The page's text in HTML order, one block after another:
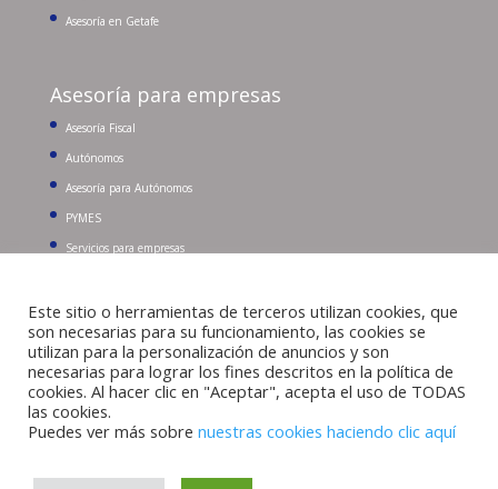
Asesoría en Getafe
Asesoría para empresas
Asesoría Fiscal
Autónomos
Asesoría para Autónomos
PYMES
Servicios para empresas
Buscar: Tel. 91 681 96 43
Este sitio o herramientas de terceros utilizan cookies, que
son necesarias para su funcionamiento, las cookies se
utilizan para la personalización de anuncios y son
necesarias para lograr los fines descritos en la política de
cookies. Al hacer clic en "Aceptar", acepta el uso de TODAS
las cookies.
Puedes ver más sobre nuestras cookies haciendo clic aquí